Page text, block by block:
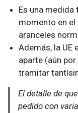
Es una medida
momento en el
aranceles
Además, la UE
aparte (aún
tramitar
El detalle de
pedido con